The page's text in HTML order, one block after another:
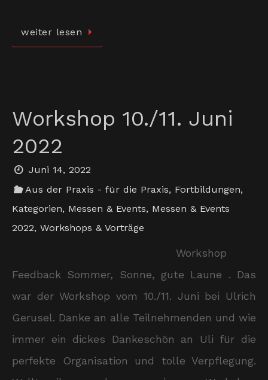
weiter lesen
Workshop 10./11. Juni
2022
Juni 14, 2022
Aus der Praxis - für die Praxis, Fortbildungen,
Kategorien, Messen & Events, Messen & Events
2022, Workshops & Vorträge
Workshop
Feedback Sommer, Sonne, gute Laune . Das
war der Workshop vom 10./11. Juni bei Ulrich
Gerusel. Danke an alle Teilnehmenden und wie
immer ein dickes Dankeschön an Uli für die
perfekte Organisation und tolle Verpflegung.